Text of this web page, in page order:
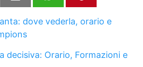
dove vederla, orario e
decisiva: Orario, Formazioni e